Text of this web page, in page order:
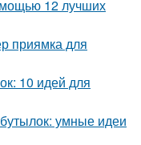
12 лучших
приямка для
10 идей для
умные идеи